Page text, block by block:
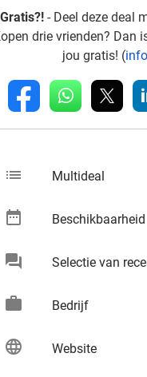
Gratis?! - Deel deze deal
drie vrienden? Dan
jou gratis! (info
fb whatsapp
list Multideal
date_range Beschikbaarheid
chat Selectie van
work Bedrijf
language Website